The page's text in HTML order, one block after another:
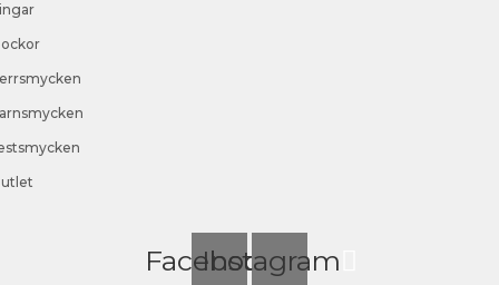
Facebook
Instagram